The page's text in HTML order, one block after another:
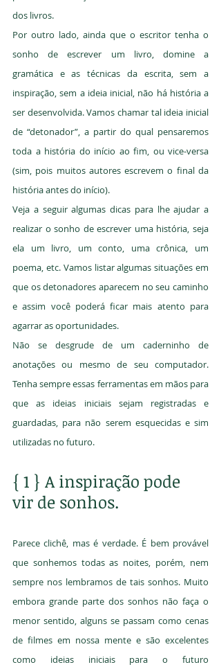
dos livros.
Por outro lado, ainda que o escritor tenha o
sonho de escrever um livro, domine a
gramática e as técnicas da escrita, sem a
inspiração, sem a ideia inicial, não há história a
ser desenvolvida. Vamos chamar tal ideia inicial
de “detonador”, a partir do qual pensaremos
toda a história do início ao fim, ou vice-versa
(sim, pois muitos autores escrevem o final da
história antes do início).
Veja a seguir algumas dicas para lhe ajudar a
realizar o sonho de escrever uma história, seja
ela um livro, um conto, uma crônica, um
poema, etc. Vamos listar algumas situações em
que os detonadores aparecem no seu caminho
e assim você poderá ficar mais atento para
agarrar as oportunidades.
Não se desgrude de um caderninho de
anotações ou mesmo de seu computador.
Tenha sempre essas ferramentas em mãos para
que as ideias iniciais sejam registradas e
guardadas, para não serem esquecidas e sim
utilizadas no futuro.
{ 1 } A inspiração pode
vir de sonhos.
Parece clichê, mas é verdade. É bem provável
que sonhemos todas as noites, porém, nem
sempre nos lembramos de tais sonhos. Muito
embora grande parte dos sonhos não faça o
menor sentido, alguns se passam como cenas
de filmes em nossa mente e são excelentes
como ideias iniciais para o futuro